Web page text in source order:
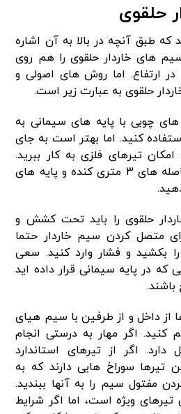
حلقوی
که طبق آنچه در بالا به آن اشاره
های خاردار حلقوی را هم روی
ارتفاع. اما روش های اصولی و
حلقوی به عبارت زیر است.
چوبی با پایه های سیمانی به
کنید. اما بهتر است به جای
تیرهای فلزی به کار ببرید.
سعی کنید زمین را در فاصله های 3 متری کنده و پایه های
حلقوی را باید تحت کشش و
متصل کردن سیم خاردار حتما
بکشید و فشار وارد کنید. سعی
که در پایه سیمانی قرار داده اید
از داخل و از طرفین با سیم هیای
کنید. اگر مهار به درستی انجام
اگر از تیرهای استاندارد
تیرها سوراخ هایی دارند که به
مفتول سیم را به آنها ببندید.
تیرهای ویژه است، اما اگر شرایط